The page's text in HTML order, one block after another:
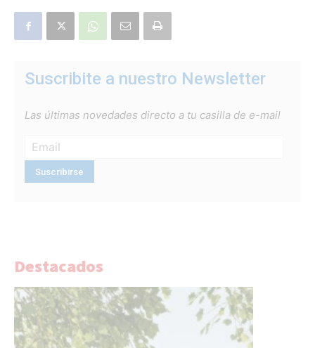
Suscribite a nuestro Newsletter
Las últimas novedades directo a tu casilla de e-mail
Destacados